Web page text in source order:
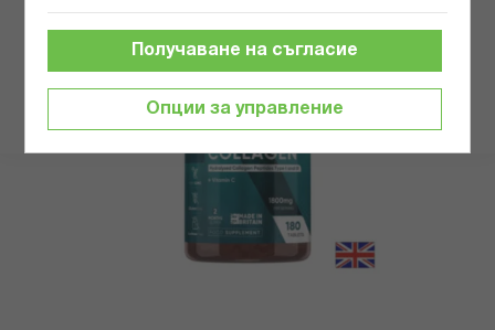
галерията
изображенията
Опции за управление
Получаване на съгласие